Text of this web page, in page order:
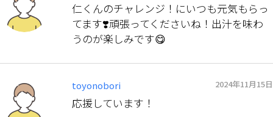
仁くんのチャレンジ！にいつも元気もらっ
てます❣️頑張ってくださいね！出汁を味わ
うのが楽しみです😋
toyonobori 2024年11月15日
応援しています！